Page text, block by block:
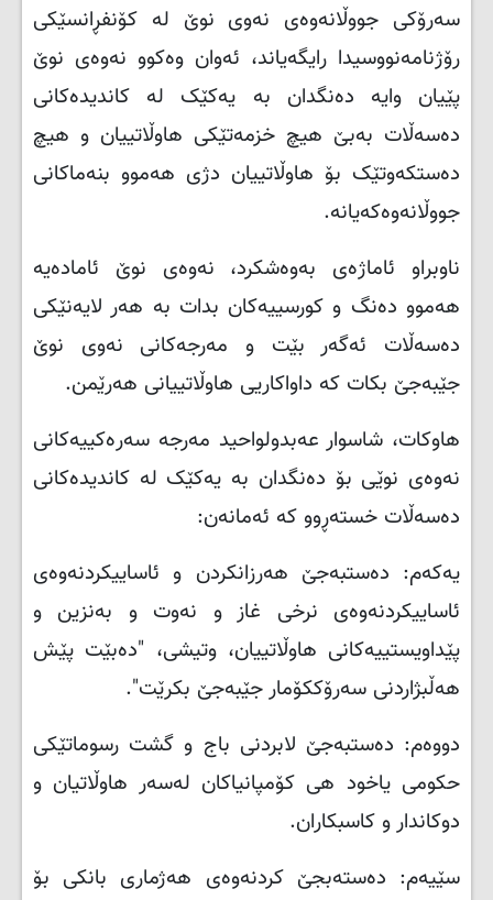
سەرۆکی جووڵانەوەی نەوی نوێ لە کۆنفڕانسێکی
رۆژنامەنووسیدا رایگەیاند، ئەوان وەکوو نەوەی نوێ
پێیان وایە دەنگدان بە یەکێک لە کاندیدەکانی
دەسەڵات بەبێ هیچ خزمەتێکی هاوڵاتییان و هیچ
دەستکەوتێک بۆ هاوڵاتییان دژی هەموو بنەماکانی
جووڵانەوەکەیانە.
ناوبراو ئاماژەی بەوەشکرد، نەوەی نوێ ئامادەیە
هەموو دەنگ و کورسییەکان بدات بە هەر لایەنێکی
دەسەڵات ئەگەر بێت و مەرجەکانی نەوی نوێ
جێبەجێ بکات کە داواکاریی هاوڵاتییانی هەرێمن.
هاوکات، شاسوار عەبدولواحید مەرجە سەرەکییەکانی
نەوەی نوێی بۆ دەنگدان بە یەکێک لە کاندیدەکانی
دەسەڵات خستەڕوو کە ئەمانەن:
یەکەم: دەستبەجێ هەرزانکردن و ئاساییکردنەوەی
ئاساییکردنەوەی نرخی غاز و نەوت و بەنزین و
پێداویستییەکانی هاوڵاتییان، وتیشی، "دەبێت پێش
هەڵبژاردنی سەرۆککۆمار جێبەجێ بکرێت."
دووەم: دەستبەجێ لابردنی باج و گشت رسوماتێکی
حکومی یاخود هی کۆمپانیاکان لەسەر هاوڵاتیان و
دوکاندار و کاسبکاران.
سێیەم: دەستەبجێ کردنەوەی هەژماری بانکی بۆ